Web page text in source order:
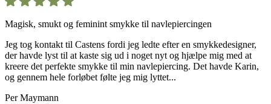
Magisk, smukt og feminint smykke til navlepiercingen
Jeg tog kontakt til Castens fordi jeg ledte efter en smykkedesigner,
der havde lyst til at kaste sig ud i noget nyt og hjælpe mig med at
kreere det perfekte smykke til min navlepiercing. Det havde Karin,
og gennem hele forløbet følte jeg mig lyttet...
Per Maymann